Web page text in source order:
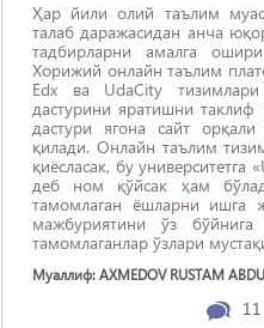
Ҳар йили олий таълим
талаб даражасидан анча
тадбирларни амалга
Хорижий онлайн таълим
Edx ва UdaCity
дастурини яратишни
дастури ягона сайт орқали
қилади. Онлайн таълим
қиёсласак, бу университетга
деб ном қўйсак ҳам бўлади. Давлат онлайн
тамомлаган ёшларни
мажбуриятини ўз
тамомлаганлар ўзлари
Муаллиф: AXMEDOV RUSTAM
11